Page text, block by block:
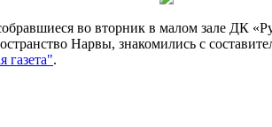
во вторник в малом зале ДК
Нарвы, знакомились с
газета".